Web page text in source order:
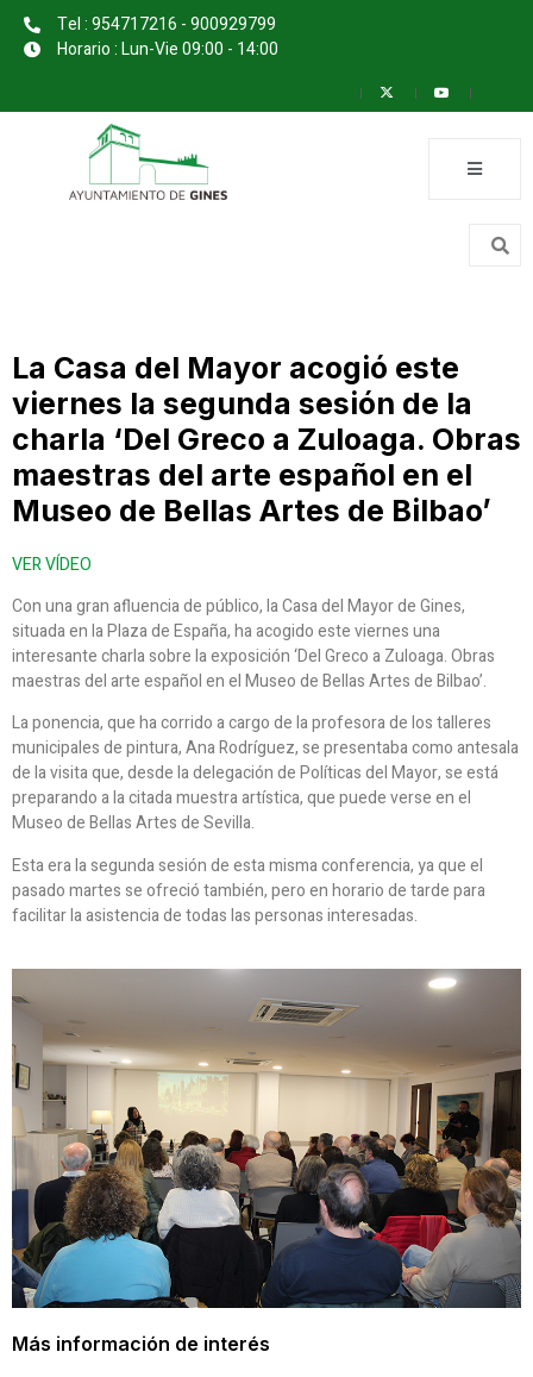
Tel : 954717216 - 900929799
Horario : Lun-Vie 09:00 - 14:00
La Casa del Mayor acogió este
viernes la segunda sesión de la
charla ‘Del Greco a Zuloaga. Obras
maestras del arte español en el
Museo de Bellas Artes de Bilbao’
VER VÍDEO
Con una gran afluencia de público, la Casa del Mayor de Gines,
situada en la Plaza de España, ha acogido este viernes una
interesante charla sobre la exposición ‘Del Greco a Zuloaga. Obras
maestras del arte español en el Museo de Bellas Artes de Bilbao’.
La ponencia, que ha corrido a cargo de la profesora de los talleres
municipales de pintura, Ana Rodríguez, se presentaba como antesala
de la visita que, desde la delegación de Políticas del Mayor, se está
preparando a la citada muestra artística, que puede verse en el
Museo de Bellas Artes de Sevilla.
Esta era la segunda sesión de esta misma conferencia, ya que el
pasado martes se ofreció también, pero en horario de tarde para
facilitar la asistencia de todas las personas interesadas.
Más información de interés